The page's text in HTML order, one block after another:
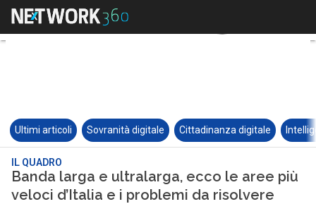
Ultimi articoli Sovranità digitale Cittadinanza digitale
IL QUADRO
Banda larga e ultralarga, ecco le aree più
veloci d’Italia e i problemi da risolvere